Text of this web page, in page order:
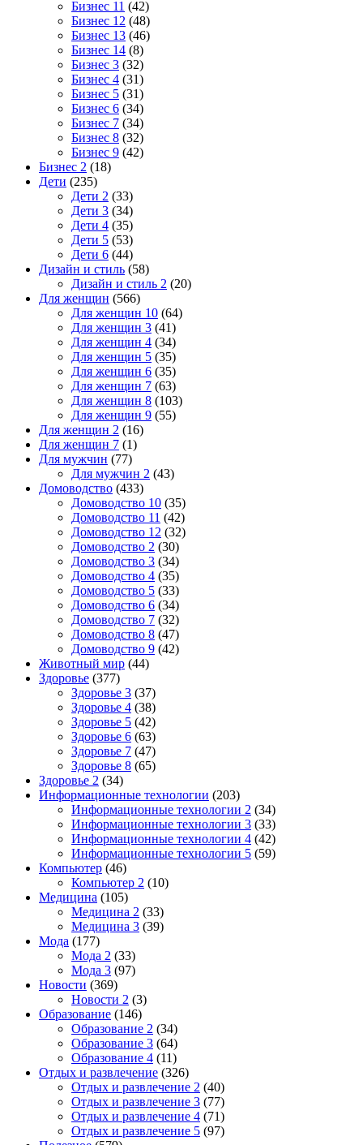
Бизнес 11 (42)
Бизнес 12 (48)
Бизнес 13 (46)
Бизнес 14 (8)
Бизнес 3 (32)
Бизнес 4 (31)
Бизнес 5 (31)
Бизнес 6 (34)
Бизнес 7 (34)
Бизнес 8 (32)
Бизнес 9 (42)
Бизнес 2 (18)
Дети (235)
Дети 2 (33)
Дети 3 (34)
Дети 4 (35)
Дети 5 (53)
Дети 6 (44)
Дизайн и стиль (58)
Дизайн и стиль 2 (20)
Для женщин (566)
Для женщин 10 (64)
Для женщин 3 (41)
Для женщин 4 (34)
Для женщин 5 (35)
Для женщин 6 (35)
Для женщин 7 (63)
Для женщин 8 (103)
Для женщин 9 (55)
Для женщин 2 (16)
Для женщин 7 (1)
Для мужчин (77)
Для мужчин 2 (43)
Домоводство (433)
Домоводство 10 (35)
Домоводство 11 (42)
Домоводство 12 (32)
Домоводство 2 (30)
Домоводство 3 (34)
Домоводство 4 (35)
Домоводство 5 (33)
Домоводство 6 (34)
Домоводство 7 (32)
Домоводство 8 (47)
Домоводство 9 (42)
Животный мир (44)
Здоровье (377)
Здоровье 3 (37)
Здоровье 4 (38)
Здоровье 5 (42)
Здоровье 6 (63)
Здоровье 7 (47)
Здоровье 8 (65)
Здоровье 2 (34)
Информационные технологии (203)
Информационные технологии 2 (34)
Информационные технологии 3 (33)
Информационные технологии 4 (42)
Информационные технологии 5 (59)
Компьютер (46)
Компьютер 2 (10)
Медицина (105)
Медицина 2 (33)
Медицина 3 (39)
Мода (177)
Мода 2 (33)
Мода 3 (97)
Новости (369)
Новости 2 (3)
Образование (146)
Образование 2 (34)
Образование 3 (64)
Образование 4 (11)
Отдых и развлечение (326)
Отдых и развлечение 2 (40)
Отдых и развлечение 3 (77)
Отдых и развлечение 4 (71)
Отдых и развлечение 5 (97)